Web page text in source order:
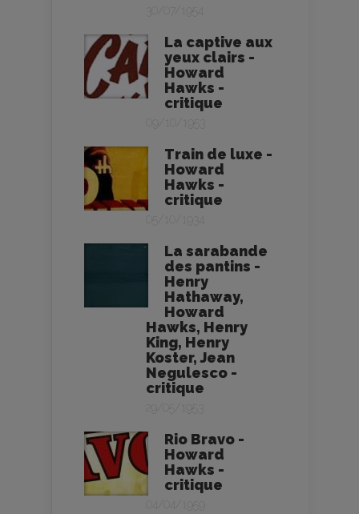
30/07/1954
La captive aux
yeux clairs -
Howard
Hawks -
critique
Train de luxe -
Howard
Hawks -
critique
05/10/1934
La sarabande
des pantins -
Henry
Hathaway,
Howard
Hawks, Henry
King, Henry
Koster, Jean
Negulesco -
critique
Rio Bravo -
Howard
Hawks -
critique
04/04/1959